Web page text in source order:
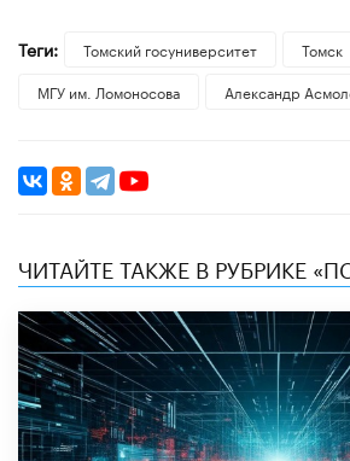
Теги: Томский госуниверситет Томск
МГУ им. Ломоносова
Александр
ЧИТАЙТЕ ТАКЖЕ В РУБРИКЕ